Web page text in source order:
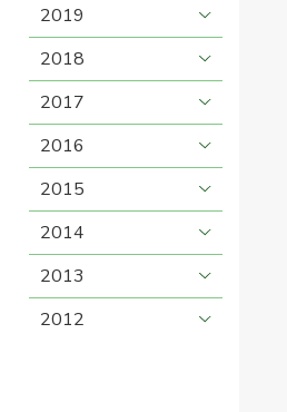
2019
2018
2017
2016
2015
2014
2013
2012